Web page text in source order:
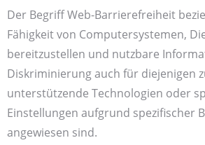
Der Begriff Web-Barrierefreiheit
Fähigkeit von Computersystemen,
bereitzustellen und nutzbare
Diskriminierung auch für diejenigen
unterstützende Technologien oder
Einstellungen aufgrund spezifischer
angewiesen sind.